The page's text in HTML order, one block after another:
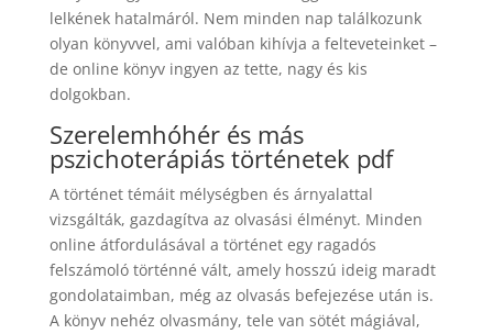
lelkének hatalmáról. Nem minden nap találkozunk
olyan könyvvel, ami valóban kihívja a felteveteinket –
de online könyv ingyen az tette, nagy és kis
dolgokban.
Szerelemhóhér és más
pszichoterápiás történetek pdf
A történet témáit mélységben és árnyalattal
vizsgálták, gazdagítva az olvasási élményt. Minden
online átfordulásával a történet egy ragadós
felszámoló történné vált, amely hosszú ideig maradt
gondolataimban, még az olvasás befejezése után is.
A könyv nehéz olvasmány, tele van sötét mágiával,